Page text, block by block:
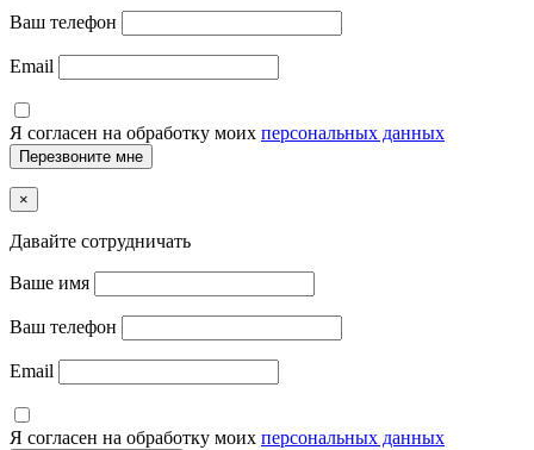
Ваш телефон
Email
Я согласен на обработку моих персональных данных
×
Давайте сотрудничать
Ваше имя
Ваш телефон
Email
Я согласен на обработку моих персональных данных